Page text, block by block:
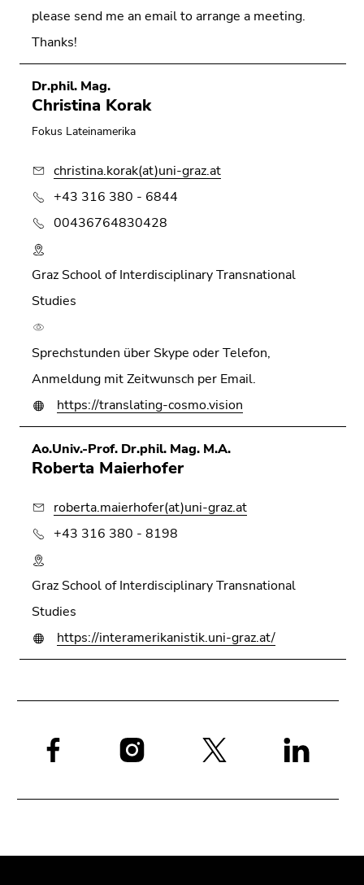
please send me an email to arrange a meeting.
Thanks!
Dr.phil. Mag.
Christina Korak
Fokus Lateinamerika
christina.korak(at)uni-graz.at
+43 316 380 - 6844
00436764830428
Graz School of Interdisciplinary Transnational
Studies
Sprechstunden über Skype oder Telefon,
Anmeldung mit Zeitwunsch per Email.
https://translating-cosmo.vision
Ao.Univ.-Prof. Dr.phil. Mag. M.A.
Roberta Maierhofer
roberta.maierhofer(at)uni-graz.at
+43 316 380 - 8198
Graz School of Interdisciplinary Transnational
Studies
https://interamerikanistik.uni-graz.at/